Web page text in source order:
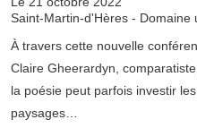
Saint-Martin-d'Hères - Domaine
À travers cette nouvelle
Claire Gheerardyn,
la poésie peut parfois investir
paysages…